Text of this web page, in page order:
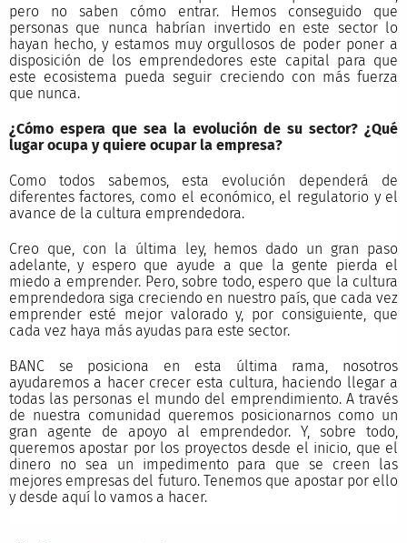
pero no saben cómo entrar. Hemos conseguido que
personas que nunca habrían invertido en este sector lo
hayan hecho, y estamos muy orgullosos de poder poner a
disposición de los emprendedores este capital para que
este ecosistema pueda seguir creciendo con más fuerza
que nunca.
¿Cómo espera que sea la evolución de su sector? ¿Qué
lugar ocupa y quiere ocupar la empresa?
Como todos sabemos, esta evolución dependerá de
diferentes factores, como el económico, el regulatorio y el
avance de la cultura emprendedora.
Creo que, con la última ley, hemos dado un gran paso
adelante, y espero que ayude a que la gente pierda el
miedo a emprender. Pero, sobre todo, espero que la cultura
emprendedora siga creciendo en nuestro país, que cada vez
emprender esté mejor valorado y, por consiguiente, que
cada vez haya más ayudas para este sector.
BANC se posiciona en esta última rama, nosotros
ayudaremos a hacer crecer esta cultura, haciendo llegar a
todas las personas el mundo del emprendimiento. A través
de nuestra comunidad queremos posicionarnos como un
gran agente de apoyo al emprendedor. Y, sobre todo,
queremos apostar por los proyectos desde el inicio, que el
dinero no sea un impedimento para que se creen las
mejores empresas del futuro. Tenemos que apostar por ello
y desde aquí lo vamos a hacer.